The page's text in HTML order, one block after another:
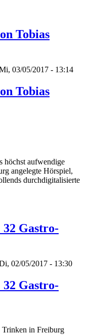
Tobias
03/05/2017 - 13:14
Tobias
höchst aufwendige
angelegte Hörspiel,
durchdigitalisierte
Gastro-
02/05/2017 - 13:30
Gastro-
Trinken in Freiburg